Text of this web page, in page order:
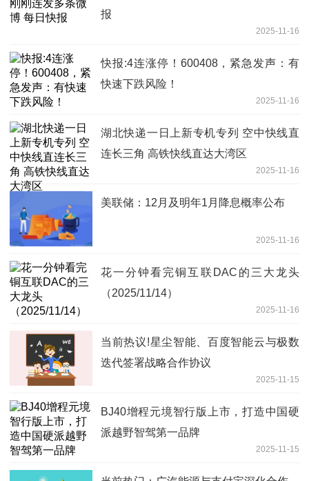
报
2025-11-16
快报:4连涨停！600408，紧急发声：有
快速下跌风险！
2025-11-16
湖北快递一日上新专机专列 空中快线直
连长三角 高铁快线直达大湾区
2025-11-16
美联储：12月及明年1月降息概率公布
2025-11-16
花一分钟看完铜互联DAC的三大龙头
（2025/11/14）
2025-11-16
当前热议!星尘智能、百度智能云与极数
迭代签署战略合作协议
2025-11-15
BJ40增程元境智行版上市，打造中国硬
派越野智驾第一品牌
2025-11-15